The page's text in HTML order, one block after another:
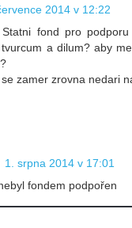
2014 v 12:22
fond pro podporu
a dilum? aby
zamer zrovna nedari
1. srpna 2014 v 17:01
fondem podpořen